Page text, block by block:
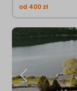
od 400 zł
Poprzednia